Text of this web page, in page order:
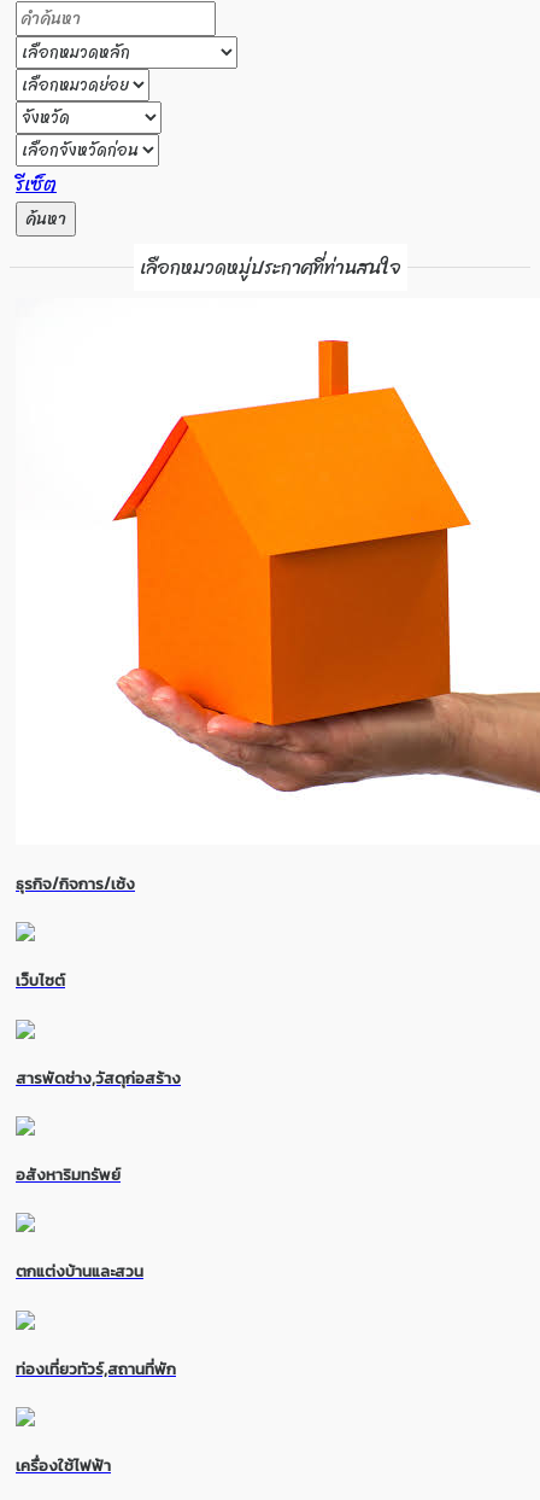
รีเซ็ต
ค้นหา
เลือกหมวดหมู่ประกาศที่ท่านสนใจ
ธุรกิจ/กิจการ/เซ้ง
เว็บไซต์
สารพัดช่าง,วัสดุก่อสร้าง
อสังหาริมทรัพย์
ตกแต่งบ้านและสวน
ท่องเที่ยวทัวร์,สถานที่พัก
เครื่องใช้ไฟฟ้า